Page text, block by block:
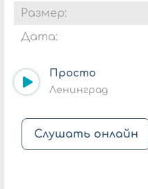
Размер:
Дата:
Просто
Ленинград
Слушать онлайн